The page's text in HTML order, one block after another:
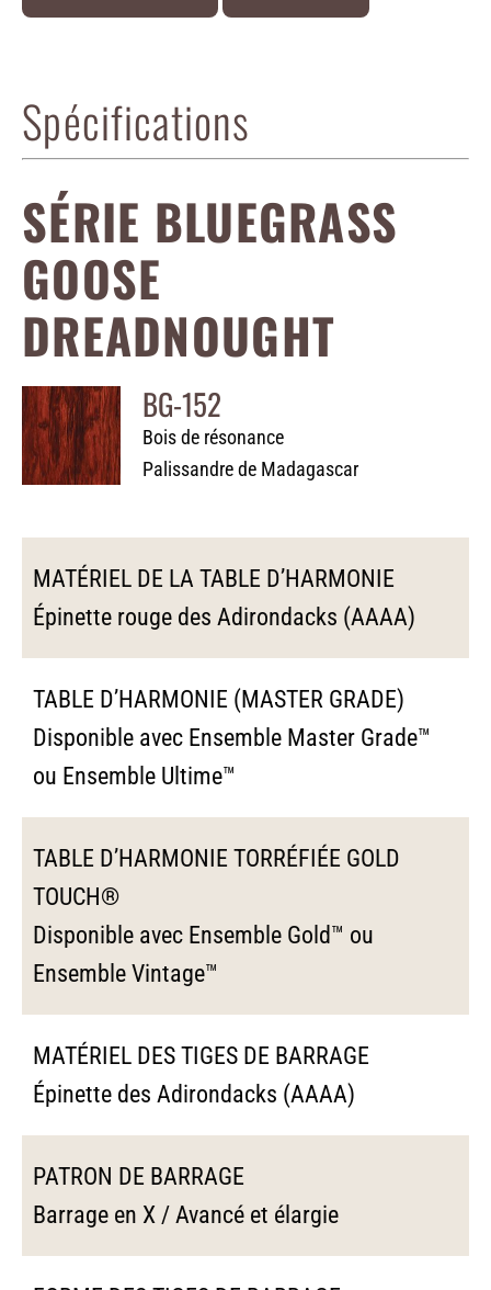
Spécifications
SÉRIE BLUEGRASS
GOOSE
DREADNOUGHT
BG-152
Bois de résonance
Palissandre de Madagascar
MATÉRIEL DE LA TABLE D’HARMONIE
Épinette rouge des Adirondacks (AAAA)
TABLE D’HARMONIE (MASTER GRADE)
Disponible avec Ensemble Master Grade™
ou Ensemble Ultime™
TABLE D’HARMONIE TORRÉFIÉE GOLD
TOUCH®
Disponible avec Ensemble Gold™ ou
Ensemble Vintage™
MATÉRIEL DES TIGES DE BARRAGE
Épinette des Adirondacks (AAAA)
PATRON DE BARRAGE
Barrage en X / Avancé et élargie